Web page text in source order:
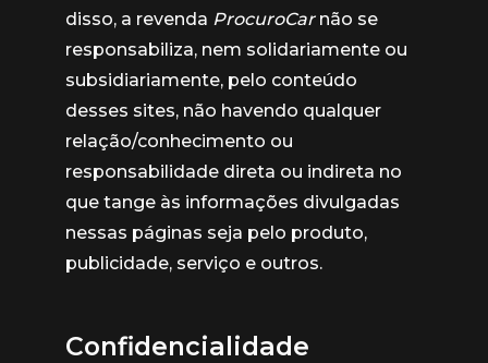
disso, a revenda ProcuroCarnão se
responsabiliza, nem solidariamente ou
subsidiariamente, pelo conteúdo
desses sites, não havendo qualquer
relação/conhecimento ou
responsabilidade direta ou indireta no
que tange às informações divulgadas
nessas páginas seja pelo produto,
publicidade, serviço e outros.
Confidencialidade